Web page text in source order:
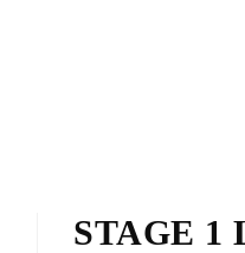
STAGE 1